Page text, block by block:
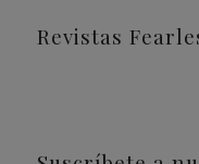
Revistas